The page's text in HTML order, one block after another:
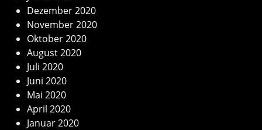
Dezember 2020
November 2020
Oktober 2020
August 2020
Juli 2020
Juni 2020
Mai 2020
April 2020
Januar 2020